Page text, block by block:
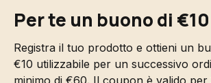
Per te un buono di €10
Registra il tuo prodotto e ottieni un
€10 utilizzabile per un successivo
minimo di €60. Il coupon è valido per